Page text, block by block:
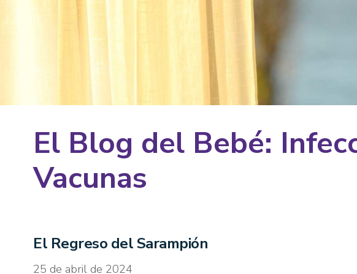
El Blog del Bebé:
Vacunas
El Regreso del Sarampión
25 de abril de 2024